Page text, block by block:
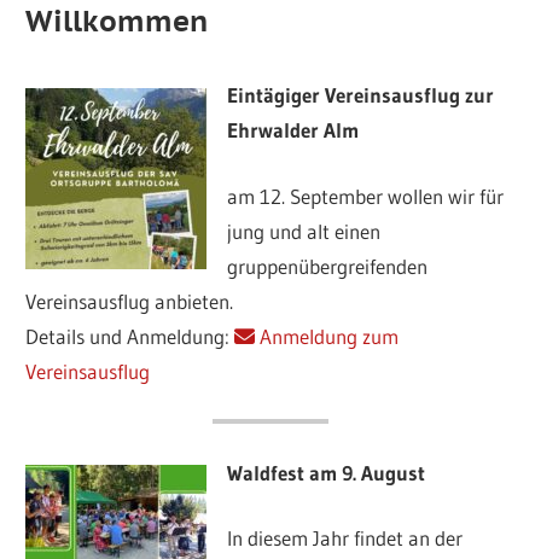
Willkommen
Eintägiger Vereinsausflug zur
Ehrwalder Alm
am 12. September wollen wir für
jung und alt einen
gruppenübergreifenden
Vereinsausflug anbieten.
Details und Anmeldung:
Anmeldung zum
Vereinsausflug
Waldfest am 9. August
In diesem Jahr findet an der